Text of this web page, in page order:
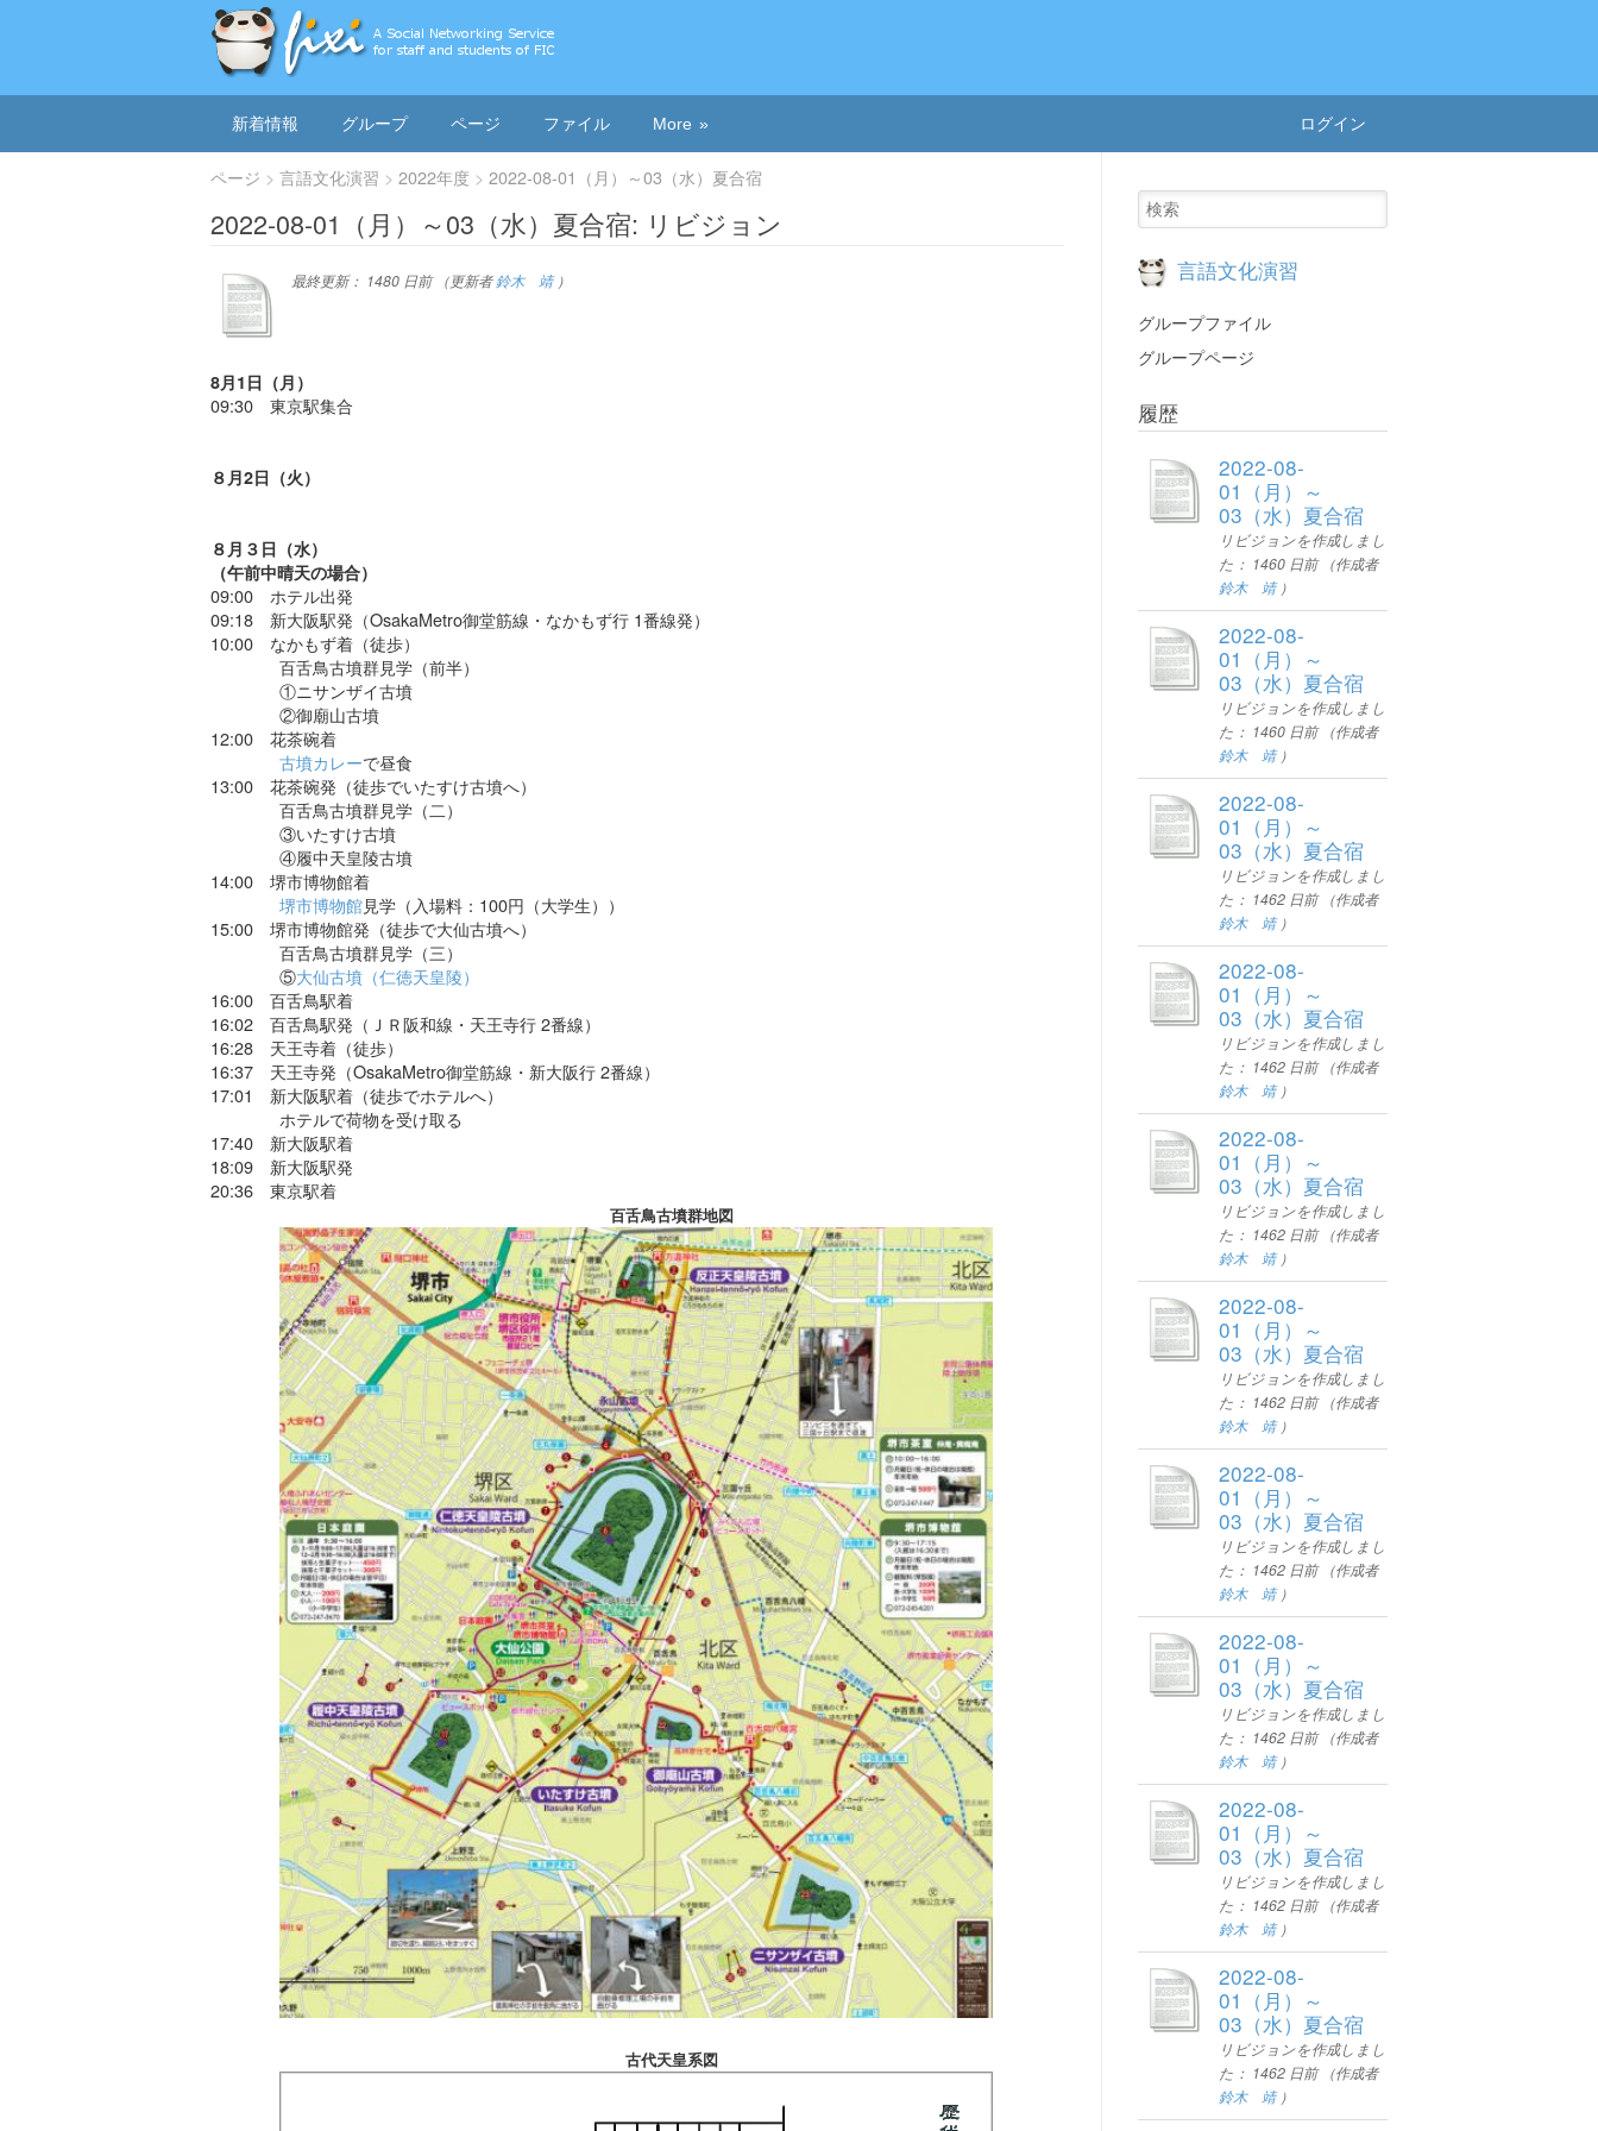
ログイン
新着情報 グループ ページ ファイル More
ページ 言語文化演習 2022年度 2022-08-01（月）～03（水）夏合宿
2022-08-01（月）～03（水）夏合宿: リビジョン
最終更新： 1480 日前（更新者鈴木 靖）
8月1日（月）
09:30 東京駅集合
８月2日（火）
８月３日（水）
（午前中晴天の場合）
09:00 ホテル出発
09:18 新大阪駅発（OsakaMetro御堂筋線・なかもず行 1番線発）
10:00 なかもず着（徒歩）
百舌鳥古墳群見学（前半）
①ニサンザイ古墳
②御廟山古墳
12:00 花茶碗着
古墳カレーで昼食
13:00 花茶碗発（徒歩でいたすけ古墳へ）
百舌鳥古墳群見学（二）
③いたすけ古墳
④履中天皇陵古墳
14:00 堺市博物館着
堺市博物館見学（入場料：100円（大学生））
15:00 堺市博物館発（徒歩で大仙古墳へ）
百舌鳥古墳群見学（三）
⑤大仙古墳（仁徳天皇陵）
16:00 百舌鳥駅着
16:02 百舌鳥駅発（ＪＲ阪和線・天王寺行 2番線）
16:28 天王寺着（徒歩）
16:37 天王寺発（OsakaMetro御堂筋線・新大阪行 2番線）
17:01 新大阪駅着（徒歩でホテルへ）
ホテルで荷物を受け取る
17:40 新大阪駅着
18:09 新大阪駅発
20:36 東京駅着
百舌鳥古墳群地図
古代天皇系図
言語文化演習
グループファイル
グループページ
履歴
2022-08-
01（月）～
03（水）夏合宿
リビジョンを作成しまし
た： 1460 日前（作成者
鈴木 靖）
2022-08-
01（月）～
03（水）夏合宿
リビジョンを作成しまし
た： 1460 日前（作成者
鈴木 靖）
2022-08-
01（月）～
03（水）夏合宿
リビジョンを作成しまし
た： 1462 日前（作成者
鈴木 靖）
2022-08-
01（月）～
03（水）夏合宿
リビジョンを作成しまし
た： 1462 日前（作成者
鈴木 靖）
2022-08-
01（月）～
03（水）夏合宿
リビジョンを作成しまし
た： 1462 日前（作成者
鈴木 靖）
2022-08-
01（月）～
03（水）夏合宿
リビジョンを作成しまし
た： 1462 日前（作成者
鈴木 靖）
2022-08-
01（月）～
03（水）夏合宿
リビジョンを作成しまし
た： 1462 日前（作成者
鈴木 靖）
2022-08-
01（月）～
03（水）夏合宿
リビジョンを作成しまし
た： 1462 日前（作成者
鈴木 靖）
2022-08-
01（月）～
03（水）夏合宿
リビジョンを作成しまし
た： 1462 日前（作成者
鈴木 靖）
2022-08-
01（月）～
03（水）夏合宿
リビジョンを作成しまし
た： 1462 日前（作成者
鈴木 靖）